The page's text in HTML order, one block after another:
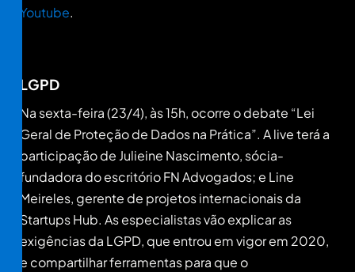
Youtube.
LGPD
Na sexta-feira (23/4), às 15h, ocorre o debate “Lei
Geral de Proteção de Dados na Prática”. A live terá a
participação de Julieine Nascimento, sócia-
fundadora do escritório FN Advogados; e Line
Meireles, gerente de projetos internacionais da
Startups Hub. As especialistas vão explicar as
exigências da LGPD, que entrou em vigor em 2020,
e compartilhar ferramentas para que o